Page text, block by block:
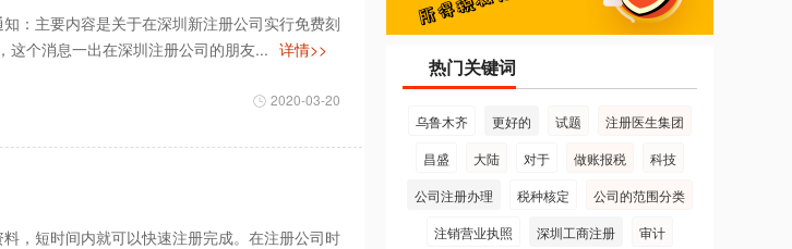
：主要内容是关于在深圳新注册公司实行免费刻
这个消息一出在深圳注册公司的朋友... 详情>>
2020-03-20
，短时间内就可以快速注册完成。在注册公司时
热门关键词
乌鲁木齐 更好的 试题
注册医生集团
昌盛
大陆 对于 做账报税
科技
公司注册办理
税种核定
公司的范围分类
注销营业执照
深圳工商注册
审计